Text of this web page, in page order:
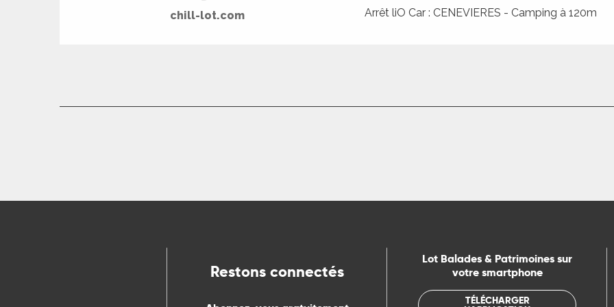
chill-lot.com Arrêt liO Car : CENEVIERES - Camping à 120m
Restons connectés
Lot Balades & Patrimoines sur
votre smartphone
TÉLÉCHARGER